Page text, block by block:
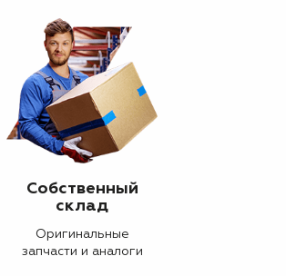
Собственный
склад
Оригинальные
запчасти и аналоги